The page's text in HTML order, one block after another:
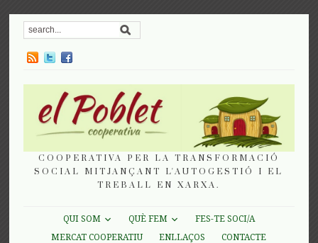
COOPERATIVA PER LA TRANSFORMACIÓ
SOCIAL MITJANÇANT L'AUTOGESTIÓ I EL
TREBALL EN XARXA.
QUI SOM QUÈ FEM
FES-TE SOCI/A
MERCAT COOPERATIU
ENLLAÇOS CONTACTE